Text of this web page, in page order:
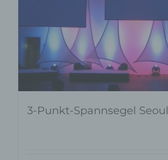
3-Punkt-Spannsegel Seoul